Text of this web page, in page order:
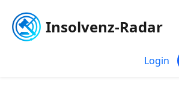
Insolvenz-Radar
Login